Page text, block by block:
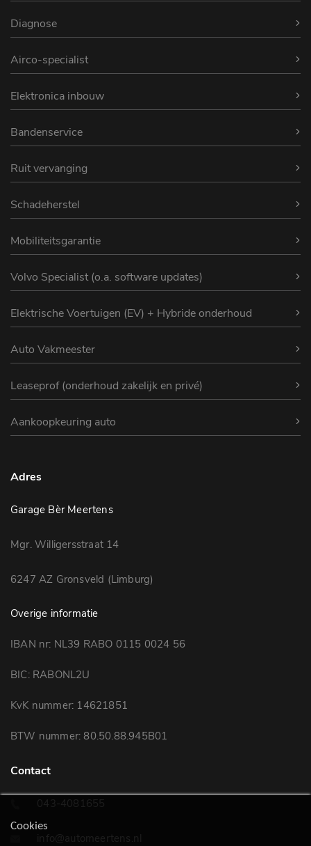
Diagnose
Airco-specialist
Elektronica inbouw
Bandenservice
Ruit vervanging
Schadeherstel
Mobiliteitsgarantie
Volvo Specialist (o.a. software updates)
Elektrische Voertuigen (EV) + Hybride onderhoud
Auto Vakmeester
Leaseprof (onderhoud zakelijk en privé)
Aankoopkeuring auto
Adres
Garage Bèr Meertens
Mgr. Willigersstraat 14
6247 AZ Gronsveld (Limburg)
Overige informatie
IBAN nr: NL39 RABO 0115 0024 56
BIC: RABONL2U
KvK nummer: 14621851
BTW nummer: 80.50.88.945B01
Contact
043-4081655
info@automeertens.nl
Cookies